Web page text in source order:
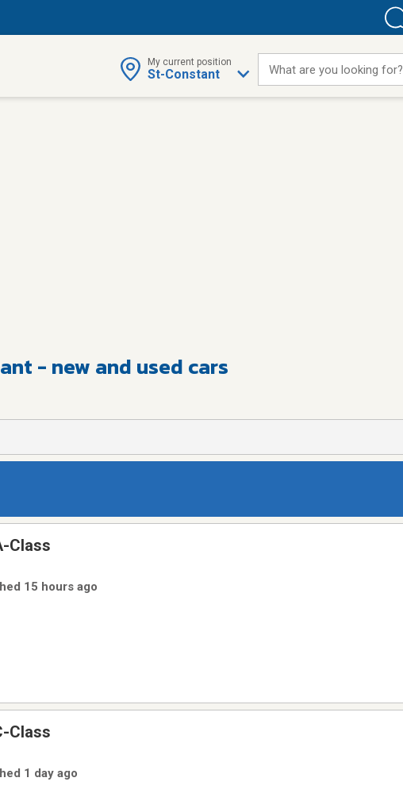
My current position
St-Constant What are you looking for?
- new and used cars
Class
15 hours ago
Class
1 day ago